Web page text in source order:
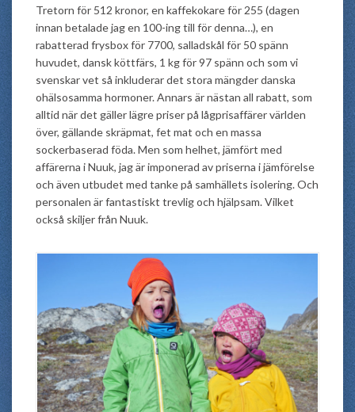
Tretorn för 512 kronor, en kaffekokare för 255 (dagen
innan betalade jag en 100-ing till för denna…), en
rabatterad frysbox för 7700, salladskål för 50 spänn
huvudet, dansk köttfärs, 1 kg för 97 spänn och som vi
svenskar vet så inkluderar det stora mängder danska
ohälsosamma hormoner. Annars är nästan all rabatt, som
alltid när det gäller lägre priser på lågprisaffärer världen
över, gällande skräpmat, fet mat och en massa
sockerbaserad föda. Men som helhet, jämfört med
affärerna i Nuuk, jag är imponerad av priserna i jämförelse
och även utbudet med tanke på samhällets isolering. Och
personalen är fantastiskt trevlig och hjälpsam. Vilket
också skiljer från Nuuk.